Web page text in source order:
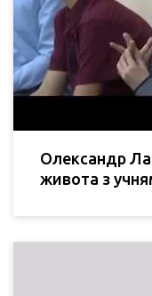
Олександр
живота з